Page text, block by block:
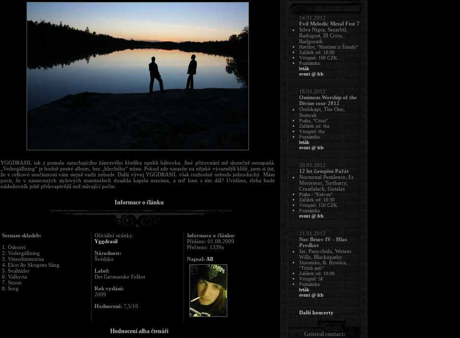
YGGDRASIL tak z pomalu zatuchajícího žánrového kbelíku upekli bábovku. Jiné přirovnání mě skutečně nenapadá.
„Vedergällning“ je hodně pestré album, bez „hluchého“ místa. Pokud zde narazíte na nějaké výraznější klišé, jsem si jist,
že v celkové součinnosti vám stejně vadit nebude. Další vývoj YGGDRASIL však rozhodně nebude jednoduchý. Mám
pocit, že v nastavených stylových mantinelech dosáhla kapela maxima, a teď kam s tím dál? Uvidíme, třeba bude
následovník ještě překvapivější než stávající počin.
Informace o článku
Seznam skladeb:
1. Oskorei
2. Vedergällning
3. Vitterdimmorna
4. Ekot Av Skogens Sång
5. Svälttider
6. Valkyria
7. Storm
8. Sorg
Oficiální stránky:
Yggdrasil
Národnost:
Švédsko
Label:
Det Germanske Folket
Rok vydání:
2009
Hodnocení: 7,5/10
Informace o článku:
Přidáno: 01.08.2009
Přečteno: 1339x
Napsal: All
Hodnocení alba čtenáři
14.01.2012
Evil Melodic Metal Fest 7
Silva Nigra, Sezarbil,
Radogost, Ill Crow,
Radgorath
Havířov, "Hostinec u Šimaly"
Začátek od: 18:00
Vstupné: 100 CZK
Poznámka:
leták
event @ fcb
18.01.2012
Ominous Worship of the
Divine tour 2012
Ondskapt, The One,
Somrak
Praha, "Cross"
Začátek od: tba
Vstupné: tba
Poznámka:
leták
event @ fcb
20.01.2012
12 let časopisu Pařát
Nocturnal Pestilence, Et
Moriemur, Tortharry,
Cruadalach, Gutalax
Praha - "Exit-us"
Začátek od: 18:30
Vstupné: 150 CZK
Poznámka:
event @ fcb
21.01.2012
Noc Besov IV - Hlas
Predkov
Jar, Panychida, Wotans
Wille, Blackopathy
Slovensko, B. Bystrica,
"Tirish pub"
Začátek od: 19:00
Vstupné: 5€
Poznámka:
leták
event @ fcb
Další koncerty
General contact: